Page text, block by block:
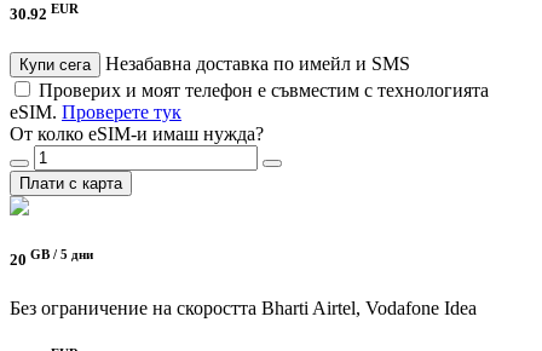
30.92 EUR
Купи сега
Незабавна доставка по имейл и SMS
Проверих и моят телефон е съвместим с технологията
eSIM. Проверете тук
От колко eSIM-и имаш нужда?
Плати с карта
20 GB / 5 дни
Без ограничение на скоростта Bharti Airtel, Vodafone Idea